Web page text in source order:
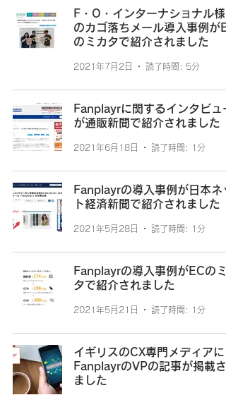
F・O・インターナショナル様
のカゴ落ちメール導入事例が
のミカタで紹介されました
2021年7月2日 読了時間: 5分
Fanplayrに関するインタビュ
が通販新聞で紹介されました
2021年6月18日 読了時間: 1分
Fanplayrの導入事例が日本ネ
ト経済新聞で紹介されました
2021年5月28日 読了時間: 1分
Fanplayrの導入事例がECのミ
タで紹介されました
2021年5月21日 読了時間: 1分
イギリスのCX専門メディアに
FanplayrのVPの記事が掲載さ
ました